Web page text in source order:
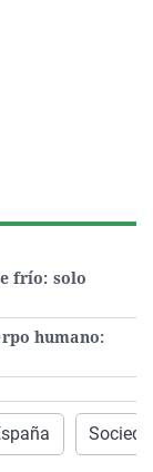
frío: solo
humano: